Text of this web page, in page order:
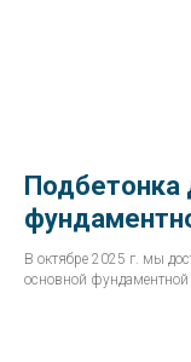
Подбетонка
В октябре 2025 г. мы
основной